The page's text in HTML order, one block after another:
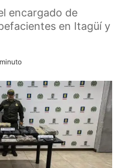
encargado de
en Itagüí y